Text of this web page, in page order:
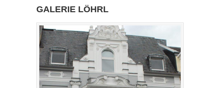
GALERIE LÖHRL